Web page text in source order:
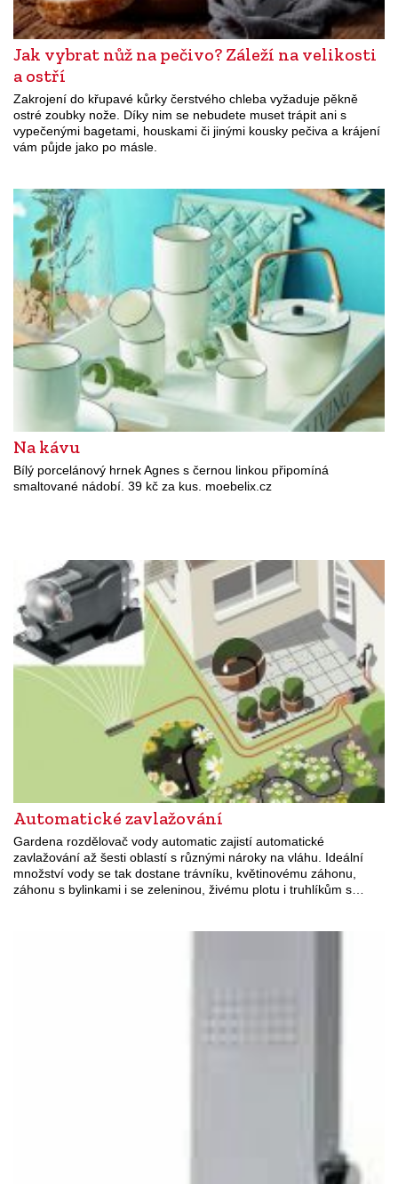
Jak vybrat nůž na pečivo? Záleží na velikosti
a ostří
Zakrojení do křupavé kůrky čerstvého chleba vyžaduje pěkně
ostré zoubky nože. Díky nim se nebudete muset trápit ani s
vypečenými bagetami, houskami či jinými kousky pečiva a krájení
vám půjde jako po másle.
Na kávu
Bílý porcelánový hrnek Agnes s černou linkou připomíná
smaltované nádobí. 39 kč za kus. moebelix.cz
Automatické zavlažování
Gardena rozdělovač vody automatic zajistí automatické
zavlažování až šesti oblastí s různými nároky na vláhu. Ideální
množství vody se tak dostane trávníku, květinovému záhonu,
záhonu s bylinkami i se zeleninou, živému plotu i truhlíkům s…